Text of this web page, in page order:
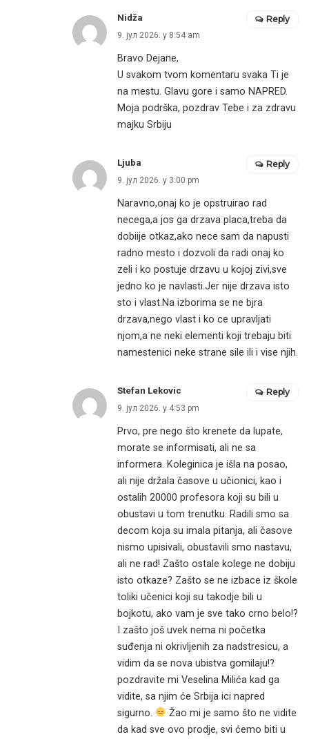
Nidža
9. јул 2026. у 8:54 am
Bravo Dejane,
U svakom tvom komentaru svaka Ti je
na mestu. Glavu gore i samo NAPRED.
Moja podrška, pozdrav Tebe i za zdravu
majku Srbiju
Reply
Ljuba
9. јул 2026. у 3:00 pm
Naravno,onaj ko je opstruirao rad
necega,a jos ga drzava placa,treba da
dobiije otkaz,ako nece sam da napusti
radno mesto i dozvoli da radi onaj ko
zeli i ko postuje drzavu u kojoj zivi,sve
jedno ko je navlasti.Jer nije drzava isto
sto i vlast.Na izborima se ne bjra
drzava,nego vlast i ko ce upravljati
njom,a ne neki elementi koji trebaju biti
namestenici neke strane sile ili i vise njih.
Reply
Stefan Lekovic
9. јул 2026. у 4:53 pm
Prvo, pre nego što krenete da lupate,
morate se informisati, ali ne sa
informera. Koleginica je išla na posao,
ali nije držala časove u učionici, kao i
ostalih 20000 profesora koji su bili u
obustavi u tom trenutku. Radili smo sa
decom koja su imala pitanja, ali časove
nismo upisivali, obustavili smo nastavu,
ali ne rad! Zašto ostale kolege ne dobiju
isto otkaze? Zašto se ne izbace iz škole
toliki učenici koji su takodje bili u
bojkotu, ako vam je sve tako crno belo!?
I zašto još uvek nema ni početka
suđenja ni okrivljenih za nadstresicu, a
vidim da se nova ubistva gomilaju!?
pozdravite mi Veselina Milića kad ga
vidite, sa njim će Srbija ici napred
sigurno.
Žao mi je samo što ne vidite
da kad sve ovo prodje, svi ćemo biti u
Reply